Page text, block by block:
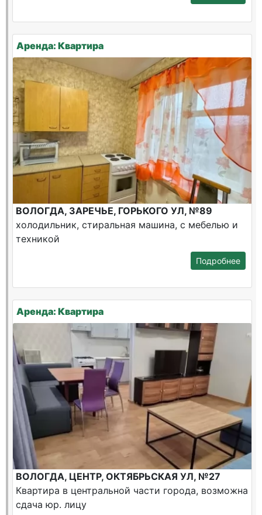
Аренда: Квартира
ВОЛОГДА, ЗАРЕЧЬЕ, ГОРЬКОГО УЛ, №89
холодильник, стиральная машина, с мебелью и
техникой
Подробнее
Аренда: Квартира
ВОЛОГДА, ЦЕНТР, ОКТЯБРЬСКАЯ УЛ, №27
Квартира в центральной части города, возможна
сдача юр. лицу